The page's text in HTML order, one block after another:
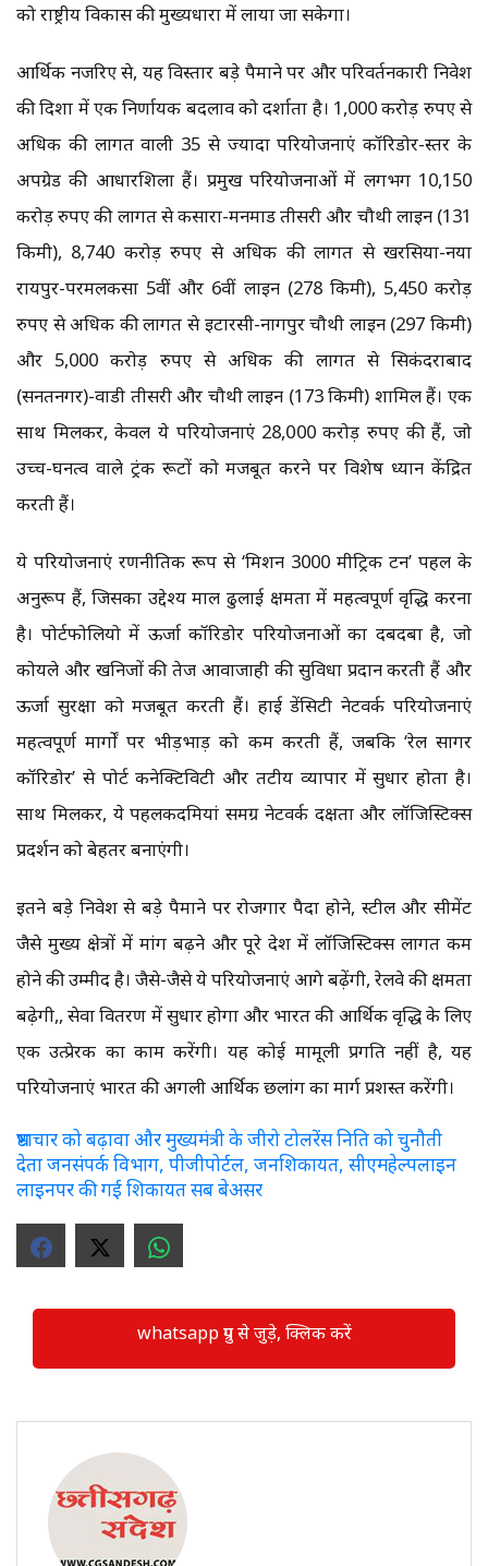
को राष्ट्रीय विकास की मुख्यधारा में लाया जा सकेगा।
आर्थिक नजरिए से, यह विस्तार बड़े पैमाने पर और परिवर्तनकारी निवेश
की दिशा में एक निर्णायक बदलाव को दर्शाता है। 1,000 करोड़ रुपए से
अधिक की लागत वाली 35 से ज्यादा परियोजनाएं कॉरिडोर-स्तर के
अपग्रेड की आधारशिला हैं। प्रमुख परियोजनाओं में लगभग 10,150
करोड़ रुपए की लागत से कसारा-मनमाड तीसरी और चौथी लाइन (131
किमी), 8,740 करोड़ रुपए से अधिक की लागत से खरसिया-नया
रायपुर-परमलकसा 5वीं और 6वीं लाइन (278 किमी), 5,450 करोड़
रुपए से अधिक की लागत से इटारसी-नागपुर चौथी लाइन (297 किमी)
और 5,000 करोड़ रुपए से अधिक की लागत से सिकंदराबाद
(सनतनगर)-वाडी तीसरी और चौथी लाइन (173 किमी) शामिल हैं। एक
साथ मिलकर, केवल ये परियोजनाएं 28,000 करोड़ रुपए की हैं, जो
उच्च-घनत्व वाले ट्रंक रूटों को मजबूत करने पर विशेष ध्यान केंद्रित
करती हैं।
ये परियोजनाएं रणनीतिक रूप से ‘मिशन 3000 मीट्रिक टन’ पहल के
अनुरूप हैं, जिसका उद्देश्य माल ढुलाई क्षमता में महत्वपूर्ण वृद्धि करना
है। पोर्टफोलियो में ऊर्जा कॉरिडोर परियोजनाओं का दबदबा है, जो
कोयले और खनिजों की तेज आवाजाही की सुविधा प्रदान करती हैं और
ऊर्जा सुरक्षा को मजबूत करती हैं। हाई डेंसिटी नेटवर्क परियोजनाएं
महत्वपूर्ण मार्गों पर भीड़भाड़ को कम करती हैं, जबकि ‘रेल सागर
कॉरिडोर’ से पोर्ट कनेक्टिविटी और तटीय व्यापार में सुधार होता है।
साथ मिलकर, ये पहलकदमियां समग्र नेटवर्क दक्षता और लॉजिस्टिक्स
प्रदर्शन को बेहतर बनाएंगी।
इतने बड़े निवेश से बड़े पैमाने पर रोजगार पैदा होने, स्टील और सीमेंट
जैसे मुख्य क्षेत्रों में मांग बढ़ने और पूरे देश में लॉजिस्टिक्स लागत कम
होने की उम्मीद है। जैसे-जैसे ये परियोजनाएं आगे बढ़ेंगी, रेलवे की क्षमता
बढ़ेगी,, सेवा वितरण में सुधार होगा और भारत की आर्थिक वृद्धि के लिए
एक उत्प्रेरक का काम करेंगी। यह कोई मामूली प्रगति नहीं है, यह
परियोजनाएं भारत की अगली आर्थिक छलांग का मार्ग प्रशस्त करेंगी।
भ्रष्टाचार को बढ़ावा और मुख्यमंत्री के जीरो टोलरेंस निति को चुनौती
देता जनसंपर्क विभाग, पीजीपोर्टल, जनशिकायत, सीएमहेल्पलाइन
लाइनपर की गई शिकायत सब बेअसर
whatsapp ग्रुप से जुड़े, क्लिक करें